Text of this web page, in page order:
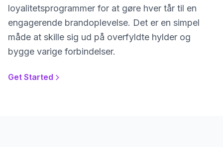
loyalitetsprogrammer for at gøre hver tår til en
engagerende brandoplevelse. Det er en simpel
måde at skille sig ud på overfyldte hylder og
bygge varige forbindelser.
Get Started